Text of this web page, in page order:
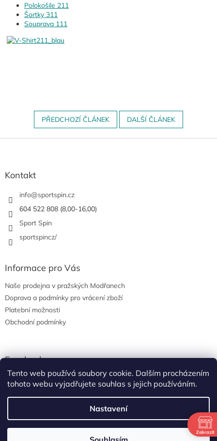
Tento web používá soubory cookie. Dalším procházením
tohoto webu vyjadřujete souhlas s jejich používáním.
Nastavení
Letní otevíračka: po-středa od osmi do dvou, čtvrtek-pátek od
Polokošile 211
Šortky 311
Souprava 111
PŘEDCHOZÍ ČLÁNEK DALŠÍ ČLÁNEK
Z
Kontakt
info@sportspin.cz
604 522 808 (8,00-16,00)
Sport Spin
sportspincz/
Informace pro Vás
Naše prodejna v pražských Modřanech
Doprava a podmínky pro vrácení zboží
Platební možnosti
Obchodní podmínky
Facebook
Vytvořil Shoptet
Zobrazit